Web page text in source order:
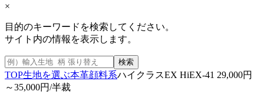
×
目的のキーワードを検索してください。
サイト内の情報を表示します。
検索
TOP生地を選ぶ本革顔料系ハイクラスEX HiEX-41 29,000円
～35,000円/半裁